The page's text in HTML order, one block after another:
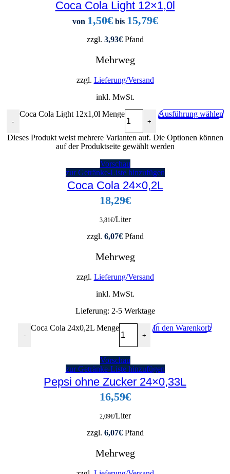
Coca Cola Light 12×1,0l
von 1,50€bis 15,79€
zzgl. 3,93€Pfand
Mehrweg
zzgl. Lieferung/Versand
inkl. MwSt.
-
Coca Cola Light 12x1,0l Menge
+
Ausführung wählen
Dieses Produkt weist mehrere Varianten auf. Die Optionen können
auf der Produktseite gewählt werden
Vorschau
zur Getränke-Liste hinzufügen
Coca Cola 24×0,2L
18,29€
3,81€/Liter
zzgl. 6,07€Pfand
Mehrweg
zzgl. Lieferung/Versand
inkl. MwSt.
Lieferung: 2-5 Werktage
-
Coca Cola 24x0,2L Menge
+
In den Warenkorb
Vorschau
zur Getränke-Liste hinzufügen
Pepsi ohne Zucker 24×0,33L
16,59€
2,09€/Liter
zzgl. 6,07€Pfand
Mehrweg